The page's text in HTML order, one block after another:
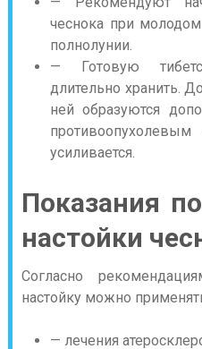
чеснока при
полнолунии.
— Готовую
длительно хранить.
ней образуются
усиливается.
Показания
настойки
Согласно
настойку можно
— лечения